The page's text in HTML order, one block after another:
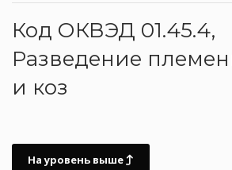
Код ОКВЭД 01.45.4,
Разведение
и коз
На уровень выше